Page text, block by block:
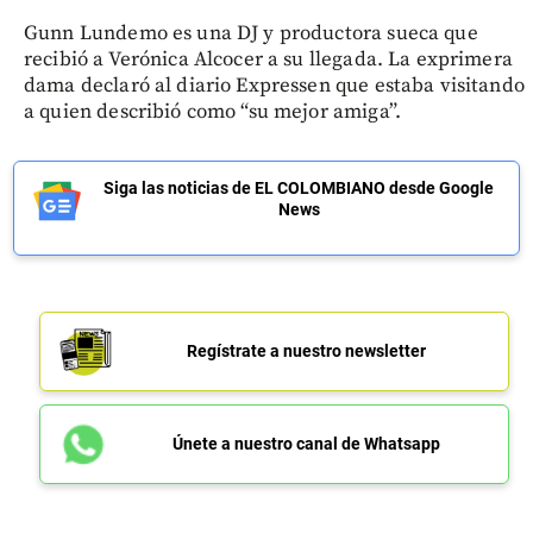
Gunn Lundemo es una DJ y productora sueca que
recibió a Verónica Alcocer a su llegada. La exprimera
dama declaró al diario Expressen que estaba visitando
a quien describió como “su mejor amiga”.
Siga las noticias de EL COLOMBIANO desde Google
News
Regístrate a nuestro newsletter
Únete a nuestro canal de Whatsapp